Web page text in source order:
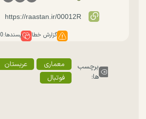
گزارش خطا پسندها:0
برچسب
ها:
معماری عربستان
فوتبال